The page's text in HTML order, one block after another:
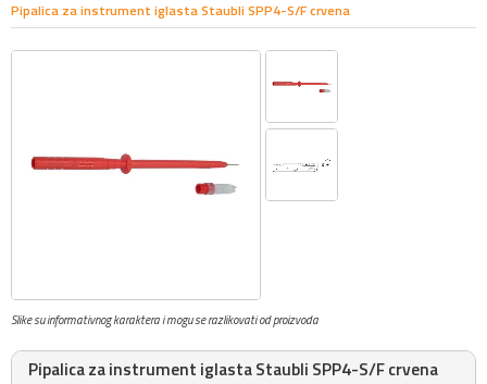
Pipalica za instrument iglasta Staubli SPP4-S/F crvena
Slike su informativnog karaktera i mogu se razlikovati od proizvoda
Pipalica za instrument iglasta Staubli SPP4-S/F crvena